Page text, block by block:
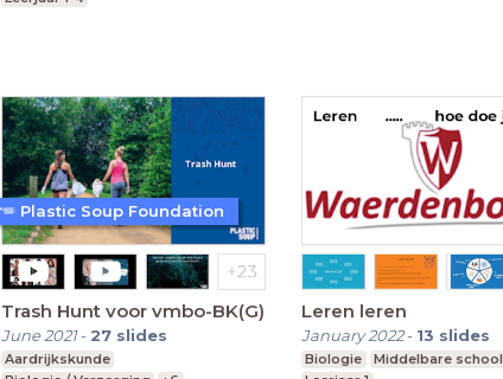
Trash Hunt voor vmbo-BK(G)
June 2021- 27 slides
Aardrijkskunde
Plastic Soup Foundation
Leren leren
January 2022- 13 slides
Biologie Middelbare school